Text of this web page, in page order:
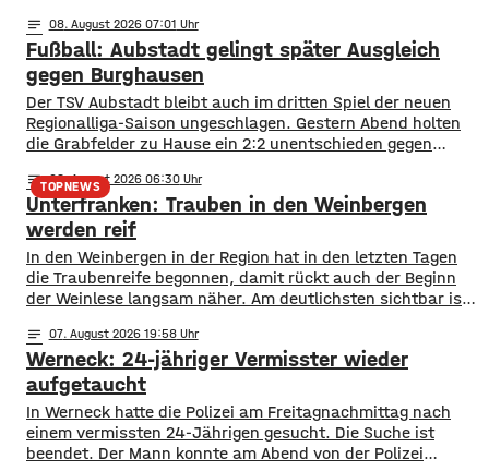
im Open-Data-Portal neue digitale
Schulporträts veröffentlicht. Dort werden alle 35 Schulen
in städtischer Trägerschaft mit einer Vielzahl von Daten
vorgestellt und miteinander vergleichbar gemacht. ​So
können beispielsweise Schülerzahlen, die Anzahl der
notes 08. August 2026 07:01
Fußball: Aubstadt gelingt später Ausgleich
gegen Burghausen
Der TSV Aubstadt bleibt auch im dritten Spiel der neuen
Regionalliga-Saison ungeschlagen. Gestern Abend holten
die Grabfelder zu Hause ein 2:2 unentschieden gegen
späten Ausgleichstraffer. Max Grimm erzielte den per Kopf
in der dritten Minute der Nachspielzeit. Er war es auch, der
Aubstadt in der ersten Halbzeit zur
TOPNEWS
notes 08. August 2026 06:30
Unterfranken: Trauben in den Weinbergen
werden reif
In den Weinbergen in der Region hat in den letzten Tagen
die Traubenreife begonnen, damit rückt auch der Beginn
der Weinlese langsam näher. Am deutlichsten sichtbar ist
die Beeren wie auch bei den Weißweinsorten noch grün.
Jetzt aber färben sich die Trauben optisch sichtbar rot. Im
notes 07. August 2026 19:58
Werneck: 24-jähriger Vermisster wieder
aufgetaucht
In Werneck hatte die Polizei am Freitagnachmittag nach
einem vermissten 24-Jährigen gesucht. Die Suche ist
beendet. Der Mann konnte am Abend von der Polizei